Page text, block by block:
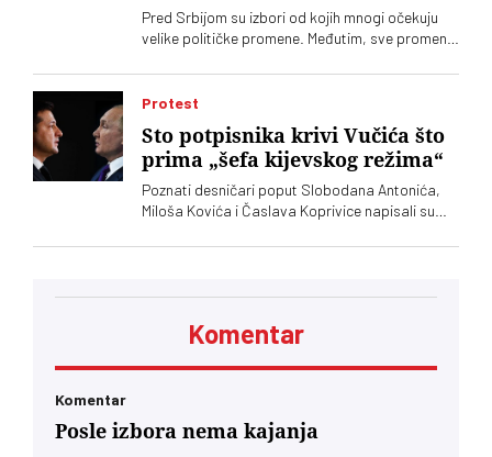
Pred Srbijom su izbori od kojih mnogi očekuju
velike političke promene. Međutim, sve promene
gradskih parkova, a „Ćacilend” još uvek okupira
Pionirski
Protest
Sto potpisnika krivi Vučića što
prima „šefa kijevskog režima“
Poznati desničari poput Slobodana Antonića,
Miloša Kovića i Časlava Koprivice napisali su
Ukrajine Volodimira Zelenskog
Komentar
Komentar
Posle izbora nema kajanja